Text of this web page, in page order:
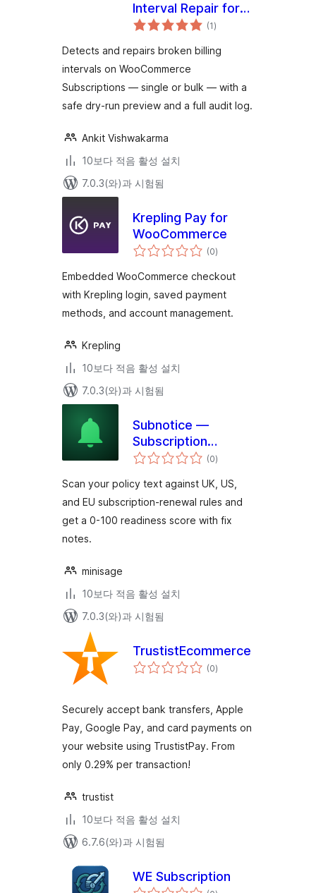
Interval Repair for
WooCommerce
(1전
체
점
)
Detects and repairs broken billing
intervals on WooCommerce
Subscriptions — single or bulk — with a
safe dry-run preview and a full audit log.
Ankit Vishwakarma
10보다 적음 활성 설치
7.0.3(와)과 시험됨
Krepling Pay for
WooCommerce
(0전
체
점
)
Embedded WooCommerce checkout
with Krepling login, saved payment
methods, and account management.
Krepling
10보다 적음 활성 설치
7.0.3(와)과 시험됨
Subnotice —
Subscription
Compliance
(UK/US/EU)
(0전
체
점
)
Scan your policy text against UK, US,
and EU subscription-renewal rules and
get a 0-100 readiness score with fix
notes.
minisage
10보다 적음 활성 설치
7.0.3(와)과 시험됨
TrustistEcommerce
(0전
체)
Securely accept bank transfers, Apple
Pay, Google Pay, and card payments on
your website using TrustistPay. From
only 0.29% per transaction!
trustist
10보다 적음 활성 설치
6.7.6(와)과 시험됨
WE Subscription
전